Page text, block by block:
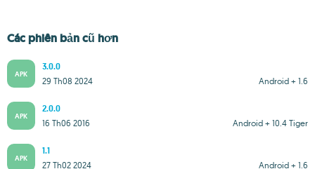
Các phiên bản cũ hơn
APK
3.0.0
Android + 1.6
29 Th08 2024
APK
2.0.0
Android + 10.4 Tiger
16 Th06 2016
APK
1.1
Android + 1.6
27 Th02 2024